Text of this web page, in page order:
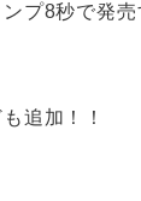
プ8秒で発
追加！！